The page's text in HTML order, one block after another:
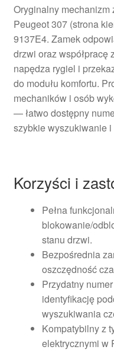
Oryginalny mechanizm
Peugeot 307 (strona
9137E4. Zamek
drzwi oraz współpracę
napędza rygiel i
do modułu komfortu.
mechaników i osób
— łatwo dostępny
szybkie wyszukiwanie
Korzyści i
Pełna
blokowanie/
stanu drzwi.
Bezpośrednia
oszczędność
Przydatny
identyfikację
wyszukiwania
Kompatybilny z
elektrycznymi w